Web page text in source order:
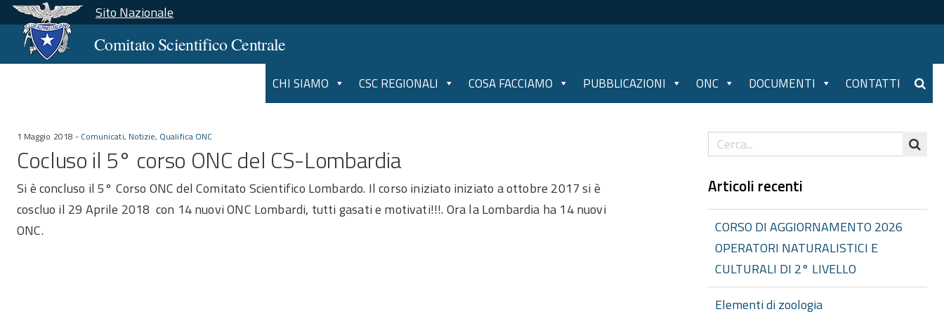
Sito Nazionale
Comitato Scientifico Centrale
CHI SIAMO CSC REGIONALI COSA FACCIAMO PUBBLICAZIONI ONC DOCUMENTI CONTATTI
1 Maggio 2018 - Comunicati, Notizie, Qualifica ONC
Cocluso il 5° corso ONC del CS-Lombardia
Si è concluso il 5° Corso ONC del Comitato Scientifico Lombardo. Il corso iniziato iniziato a ottobre 2017 si è
coscluo il 29 Aprile 2018 con 14 nuovi ONC Lombardi, tutti gasati e motivati!!!. Ora la Lombardia ha 14 nuovi
ONC.
Articoli recenti
CORSO DI AGGIORNAMENTO 2026
OPERATORI NATURALISTICI E
CULTURALI DI 2° LIVELLO
Elementi di zoologia